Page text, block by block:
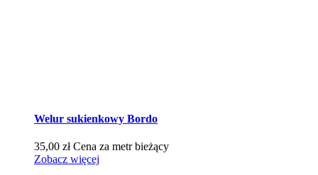
Welur sukienkowy Bordo
35,00 złCena za metr bieżący
Zobacz więcej